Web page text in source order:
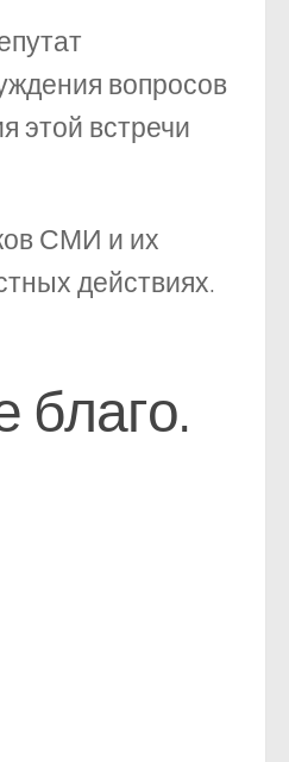
вопросов
этой встречи
СМИ и их
действиях.
благо.